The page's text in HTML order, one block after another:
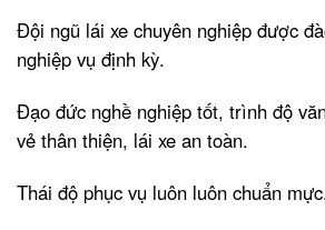
Đội ngũ lái xe chuyên nghiệp được
nghiệp vụ định kỳ.
Đạo đức nghề nghiệp tốt, trình độ
vẻ thân thiện, lái xe an toàn.
Thái độ phục vụ luôn luôn chuẩn